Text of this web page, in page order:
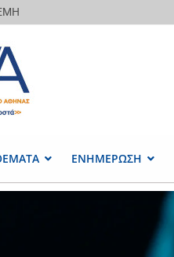
ΕΝΗΜΕΡΩΣΗ